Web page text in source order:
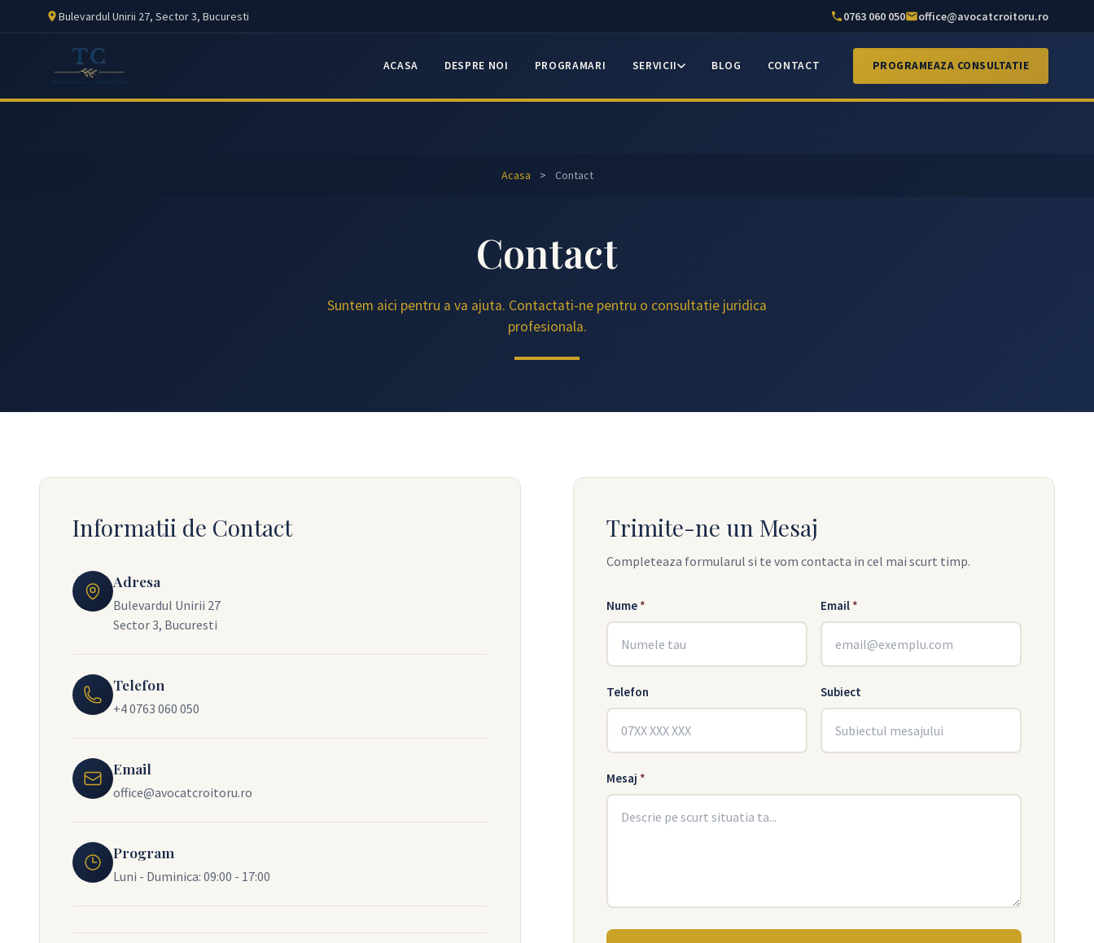
Bulevardul Unirii 27, Sector 3, Bucuresti 0763 060 050 office@avocatcroitoru.ro
ACASA DESPRE NOI PROGRAMARI SERVICII BLOG CONTACT PROGRAMEAZA CONSULTATIE
Acasa > Contact
Contact
Suntem aici pentru a va ajuta. Contactati-ne pentru o consultatie juridica
profesionala.
Informatii de Contact
Adresa
Bulevardul Unirii 27
Sector 3, Bucuresti
Telefon
+4 0763 060 050
Email
office@avocatcroitoru.ro
Program
Luni - Duminica: 09:00 - 17:00
Trimite-ne un Mesaj
Completeaza formularul si te vom contacta in cel mai scurt timp.
Nume * Email *
Telefon Subiect
Mesaj *